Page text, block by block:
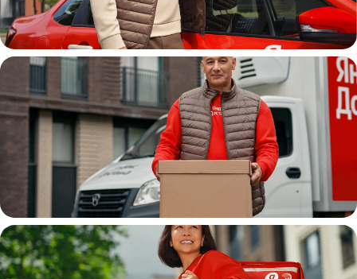
Автокурьер
Водитель
грузовой машины